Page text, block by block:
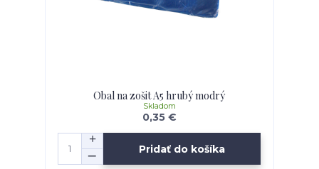
Obal na zošit A5 hrubý modrý
0,35 €
Skladom
Pridať do košíka